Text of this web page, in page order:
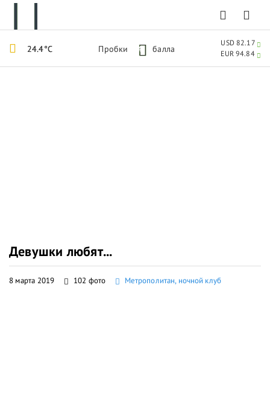
Девушки любят...
8 марта 2019 102 фото Метрополитан, ночной клуб
24.4°C Пробки 4 балла
USD 82.17
EUR 94.84